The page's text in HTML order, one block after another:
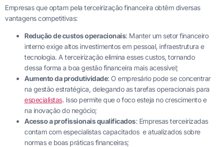
Empresas que optam pela terceirização financeira obtêm diversas
vantagens competitivas:
Redução de custos operacionais: Manter um setor financeiro
interno exige altos investimentos em pessoal, infraestrutura e
tecnologia. A terceirização elimina esses custos, tornando
dessa forma a boa gestão financeira mais acessível;
Aumento da produtividade: O empresário pode se concentrar
na gestão estratégica, delegando as tarefas operacionais para
especialistas. Isso permite que o foco esteja no crescimento e
na inovação do negócio;
Acesso a profissionais qualificados: Empresas terceirizadas
contam com especialistas capacitados e atualizados sobre
normas e boas práticas financeiras;